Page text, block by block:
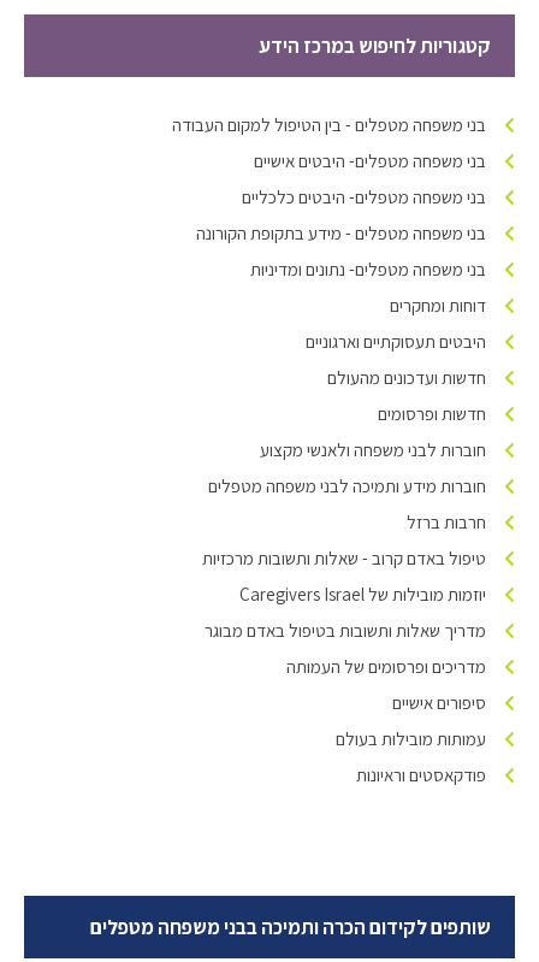
קטגוריות לחיפוש במרכז הידע
בני משפחה מטפלים - בין הטיפול למקום העבודה
בני משפחה מטפלים- היבטים אישיים
בני משפחה מטפלים- היבטים כלכליים
בני משפחה מטפלים - מידע בתקופת הקורונה
בני משפחה מטפלים- נתונים ומדיניות
דוחות ומחקרים
היבטים תעסוקתיים וארגוניים
חדשות ועדכונים מהעולם
חדשות ופרסומים
חוברות לבני משפחה ולאנשי מקצוע
חוברות מידע ותמיכה לבני משפחה מטפלים
חרבות ברזל
טיפול באדם קרוב - שאלות ותשובות מרכזיות
יוזמות מובילות של Caregivers Israel
מדריך שאלות ותשובות בטיפול באדם מבוגר
מדריכים ופרסומים של העמותה
סיפורים אישיים
עמותות מובילות בעולם
פודקאסטים וראיונות
שותפים לקידום הכרה ותמיכה בבני משפחה מטפלים